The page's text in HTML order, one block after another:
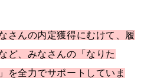
さんの内定獲得にむけて、履
ど、みなさんの「なりた
を全力でサポートしていま